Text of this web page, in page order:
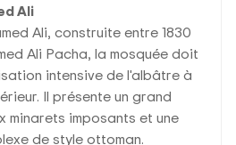
Ali
Ali, construite entre 1830
Ali Pacha, la mosquée doit
intensive de l'albâtre à
Il présente un grand
minarets imposants et une
de style ottoman.